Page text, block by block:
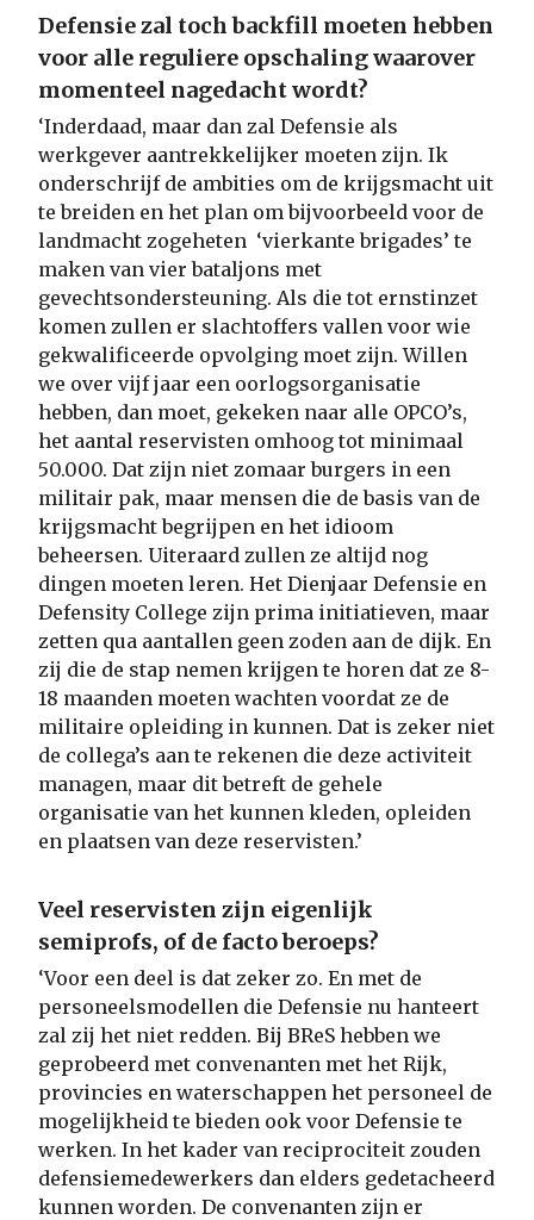
Defensie zal toch backfill moeten hebben
voor alle reguliere opschaling waarover
momenteel nagedacht wordt?
‘Inderdaad, maar dan zal Defensie als
werkgever aantrekkelijker moeten zijn. Ik
onderschrijf de ambities om de krijgsmacht uit
te breiden en het plan om bijvoorbeeld voor de
landmacht zogeheten ‘vierkante brigades’ te
maken van vier bataljons met
gevechtsondersteuning. Als die tot ernstinzet
komen zullen er slachtoffers vallen voor wie
gekwalificeerde opvolging moet zijn. Willen
we over vijf jaar een oorlogsorganisatie
hebben, dan moet, gekeken naar alle OPCO’s,
het aantal reservisten omhoog tot minimaal
50.000. Dat zijn niet zomaar burgers in een
militair pak, maar mensen die de basis van de
krijgsmacht begrijpen en het idioom
beheersen. Uiteraard zullen ze altijd nog
dingen moeten leren. Het Dienjaar Defensie en
Defensity College zijn prima initiatieven, maar
zetten qua aantallen geen zoden aan de dijk. En
zij die de stap nemen krijgen te horen dat ze 8-
18 maanden moeten wachten voordat ze de
militaire opleiding in kunnen. Dat is zeker niet
de collega’s aan te rekenen die deze activiteit
managen, maar dit betreft de gehele
organisatie van het kunnen kleden, opleiden
en plaatsen van deze reservisten.’
Veel reservisten zijn eigenlijk
semiprofs, of de facto beroeps?
‘Voor een deel is dat zeker zo. En met de
personeelsmodellen die Defensie nu hanteert
zal zij het niet redden. Bij BReS hebben we
geprobeerd met convenanten met het Rijk,
provincies en waterschappen het personeel de
mogelijkheid te bieden ook voor Defensie te
werken. In het kader van reciprociteit zouden
defensiemedewerkers dan elders gedetacheerd
kunnen worden. De convenanten zijn er